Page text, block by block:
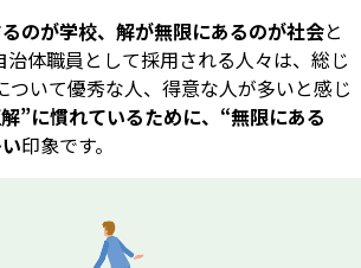
のが学校、解が無限にあるのが社会と
治体職員として採用される人々は、総じ
ついて優秀な人、得意な人が多いと感じ
”に慣れているために、“無限にある
印象です。